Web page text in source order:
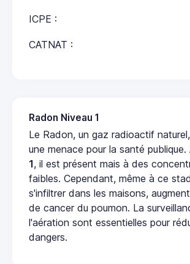
ICPE :
CATNAT :
Radon Niveau 1
Le Radon, un gaz radioactif
une menace pour la santé publique.
1, il est présent mais à des
faibles. Cependant, même à ce
s'infiltrer dans les maisons,
de cancer du poumon. La
l'aération sont essentielles pour
dangers.